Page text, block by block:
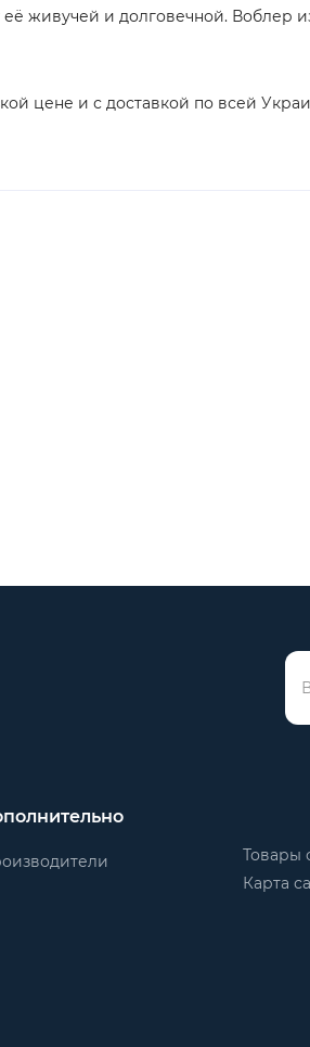
живучей и долговечной. Воблер
цене и с доставкой по всей
Товары
Карта